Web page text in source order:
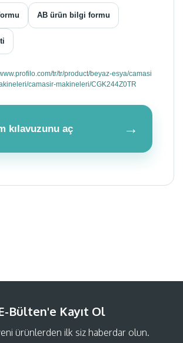
AB ürün bilgi formu
tr/tr/product/beyaz-esya/camasi
camasir-makineleri/CGK244Z0TR
kılavuzunu aç →
Bülten'e Kayıt Ol
ürünlerden ilk siz haberdar olun.